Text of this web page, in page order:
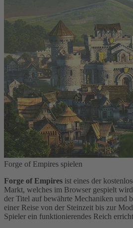
Forge of Empires spielen
Forge of Empires ist eines der
Markt, welches im Browser gespielt
der Titel auf bewährte Mechaniken und
einer Reise von der Steinzeit bis zur
Spieler ein funktionierendes Reich